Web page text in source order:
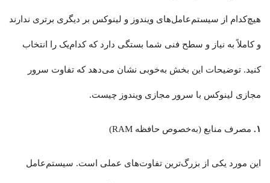
هیچ‌کدام از سیستم‌عامل‌های ویندوز و لینوکس بر دیگری برتری ندارند
و کاملاً به نیاز و سطح فنی شما بستگی دارد که کدام‌یک را انتخاب
کنید. توضیحات این بخش به‌خوبی نشان می‌دهد که تفاوت سرور
مجازی لینوکس با سرور مجازی ویندوز چیست.
۱. مصرف منابع (به‌خصوص حافظه RAM)
این مورد یکی از بزرگ‌ترین تفاوت‌های عملی است. سیستم‌عامل